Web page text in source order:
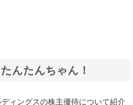
んたんちゃん！
ィングスの株主優待について紹介